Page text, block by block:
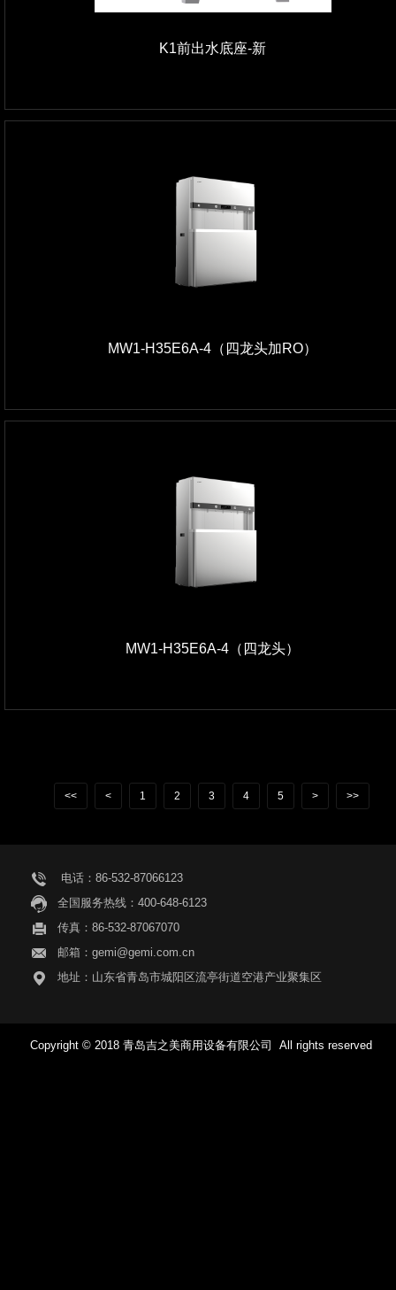
K1前出水底座-新
MW1-H35E6A-4（四龙头加RO）
MW1-H35E6A-4（四龙头）
<< < 1 2 3 4 5 > >>
电话：86-532-87066123
全国服务热线：400-648-6123
传真：86-532-87067070
邮箱：gemi@gemi.com.cn
地址：山东省青岛市城阳区流亭街道空港产业聚集区
Copyright © 2018 青岛吉之美商用设备有限公司 All rights reserved